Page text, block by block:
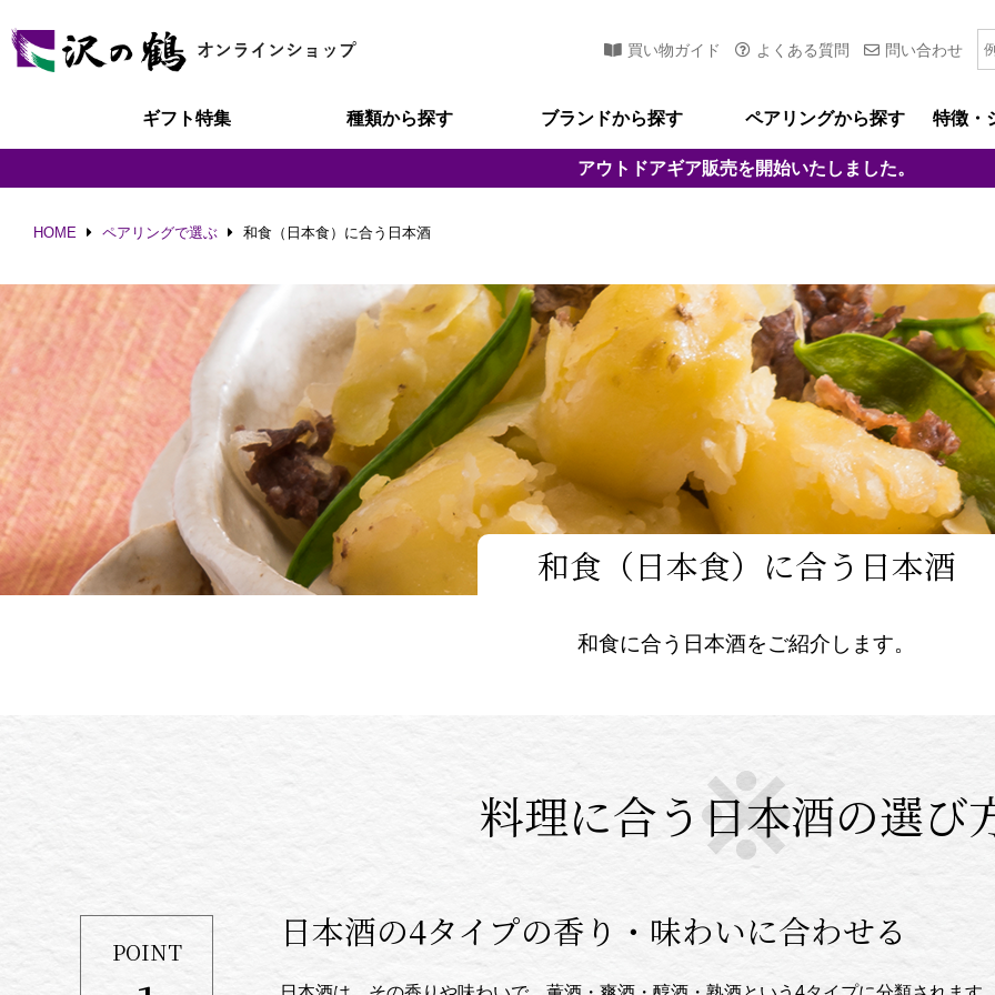
買い物ガイド よくある質問 問い合わせ
ギフト特集 種類から探す ブランドから探す ペアリングから探す 特徴・
アウトドアギア販売を開始いたしました。
HOME ペアリングで選ぶ 和食（日本食）に合う日本酒
和食（日本食）に合う日本酒
和食に合う日本酒をご紹介します。
料理に合う日本酒の選び
POINT 日本酒の4タイプの香り・味わいに合わせる